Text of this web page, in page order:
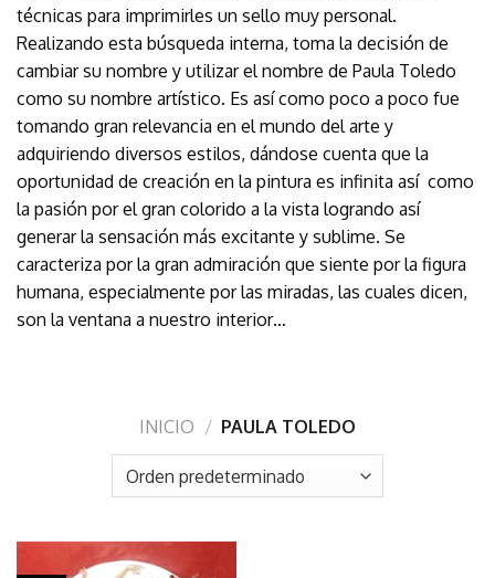
técnicas para imprimirles un sello muy personal.
Realizando esta búsqueda interna, toma la decisión de
cambiar su nombre y utilizar el nombre de Paula Toledo
como su nombre artístico. Es así como poco a poco fue
tomando gran relevancia en el mundo del arte y
adquiriendo diversos estilos, dándose cuenta que la
oportunidad de creación en la pintura es infinita así como
la pasión por el gran colorido a la vista logrando así
generar la sensación más excitante y sublime. Se
caracteriza por la gran admiración que siente por la figura
humana, especialmente por las miradas, las cuales dicen,
son la ventana a nuestro interior…
INICIO / PAULA TOLEDO